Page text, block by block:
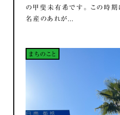
の甲斐未有希です。 この時
名産のあれが...
まちのこと